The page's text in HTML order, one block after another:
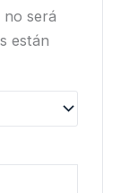
será
están